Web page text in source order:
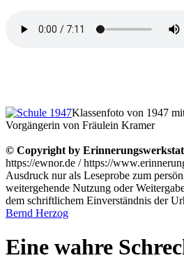
Klassenfoto von 1947
Vorgängerin von Fräulein Kramer
© Copyright by
https://ewnor.de / https://
Ausdruck nur als Leseprobe zum
weitergehende Nutzung oder
dem schriftlichem Einverständnis der
Bernd Herzog
Eine wahre